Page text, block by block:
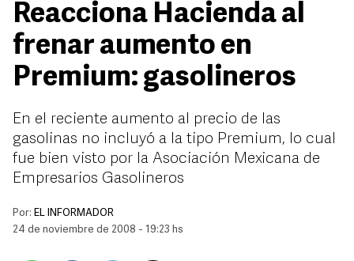
Reacciona Hacienda al
frenar aumento en
Premium: gasolineros
En el reciente aumento al precio de las
gasolinas no incluyó a la tipo Premium, lo cual
fue bien visto por la Asociación Mexicana de
Empresarios Gasolineros
Por: EL INFORMADOR
24 de noviembre de 2008 - 19:23 hs